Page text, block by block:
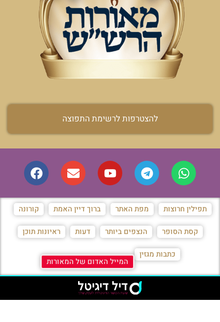
להצטרפות לרשימת התפוצה
תפילין חרוצות מפת האתר ברוך דיין האמת קורונה
קסת הסופר הנצפים ביותר דעות ראיונות תוכן
כתבות מגזין
המייל האדום של המאורות